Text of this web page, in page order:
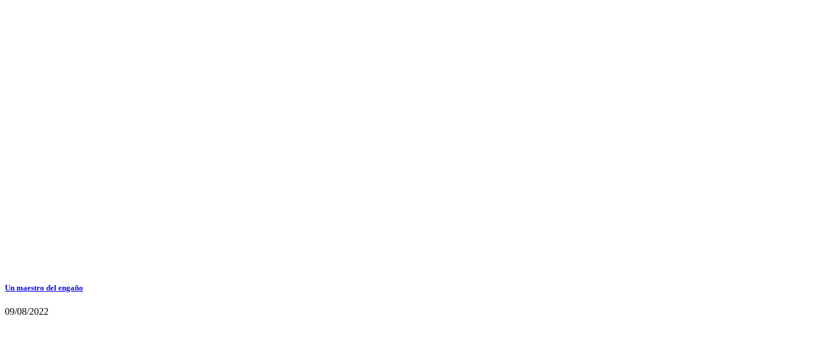
Un maestro del engaño
09/08/2022